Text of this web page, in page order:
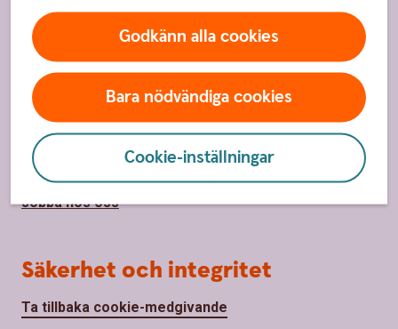
Godkänn alla cookies
Bara nödvändiga cookies
Cookie-inställningar
Om oss
Om Ålems Sparbank
Hållbarhet
Samhällsengagemang
Jobba hos oss
Säkerhet och integritet
Ta tillbaka cookie-medgivande